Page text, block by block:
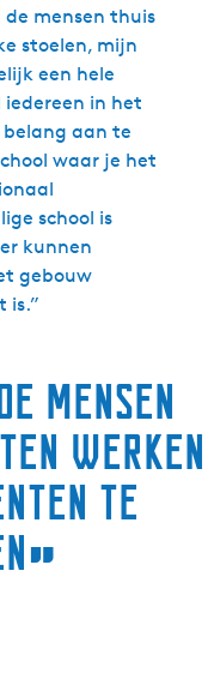
mensen thuis
stoelen, mijn
een hele
in het
belang aan te
waar je het
school is
kunnen
gebouw
is.”
mensen
werken
te
”